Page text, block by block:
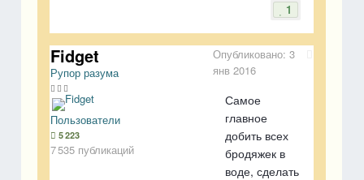
1
Fidget
Рупор разума
Пользователи
5 223
7 535 публикаций
Опубликовано:3
янв 2016
Самое
главное
добить всех
бродяжек в
воде, сделать